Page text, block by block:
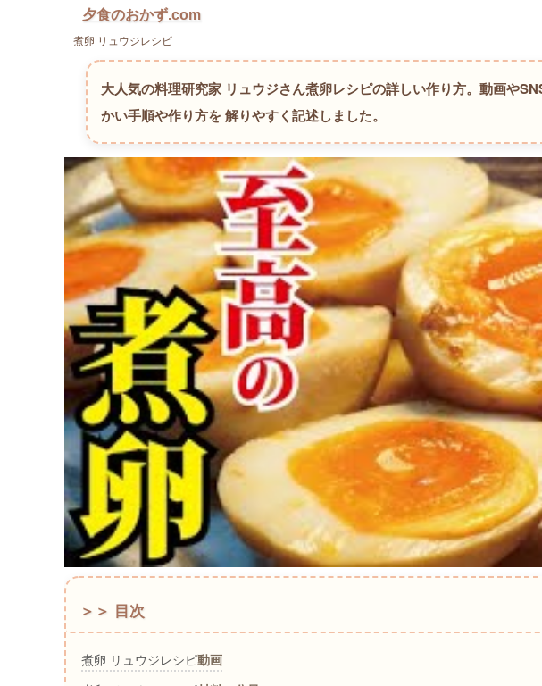
夕食のおかず.com
煮卵 リュウジレシピ
大人気の料理研究家 リュウジさん煮卵レシピの詳しい作り方。 動画や
かい手順や作り方を 解りやすく記述しました。
＞＞ 目次
煮卵 リュウジレシピ動画